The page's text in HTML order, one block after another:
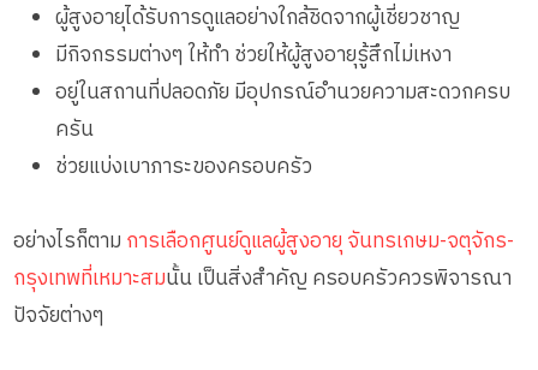
ผู้สูงอายุได้รับการดูแลอย่างใกล้ชิดจากผู้เชี่ยวชาญ
มีกิจกรรมต่างๆ ให้ทำ ช่วยให้ผู้สูงอายุรู้สึกไม่เหงา
อยู่ในสถานที่ปลอดภัย มีอุปกรณ์อำนวยความสะดวกครบ
ครัน
ช่วยแบ่งเบาภาระของครอบครัว
อย่างไรก็ตาม การเลือกศูนย์ดูแลผู้สูงอายุ จันทรเกษม-จตุจักร-
กรุงเทพที่เหมาะสมนั้น เป็นสิ่งสำคัญ ครอบครัวควรพิจารณา
ปัจจัยต่างๆ